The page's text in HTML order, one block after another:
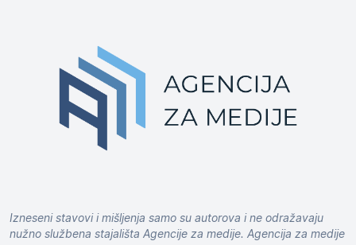
Izneseni stavovi i mišljenja samo su autorova i ne odražavaju
nužno službena stajališta Agencije za medije. Agencija za medije